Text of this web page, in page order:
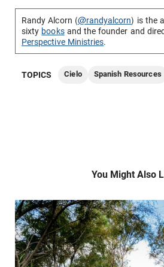
Randy Alcorn (@randyalcorn) is the
sixty booksand the founder and
Perspective Ministries.
TOPICS Cielo Spanish Resources
You Might Also